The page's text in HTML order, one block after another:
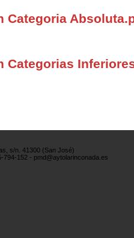
Categoria
Categorias
s/n. 41300 (San José)
794-152 - pmd@aytolarinconada.es